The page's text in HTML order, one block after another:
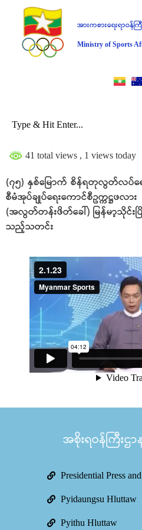
အားကစားရေးရာဝန်က
Ministry of Sports
41 total views , 1 views today
(၇၅) နှစ်မြောက် စိန်ရတုလွတ်လပ်
စီမံအုပ်ချုပ်ရေးကောင်စီဥက္ကဋ္ဌဖ
(အလွတ်တန်းဖိတ်ခေါ်) မြန်မာ့သိုင်း
သည့်သတင်း
အစိုးရဝန်ကြီးဌ
Presidential Press
Pyidaungsu Hluttaw
Pyithu Hluttaw